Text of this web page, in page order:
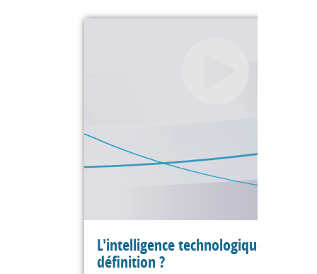
L'intelligence technologique : quelle
définition ?